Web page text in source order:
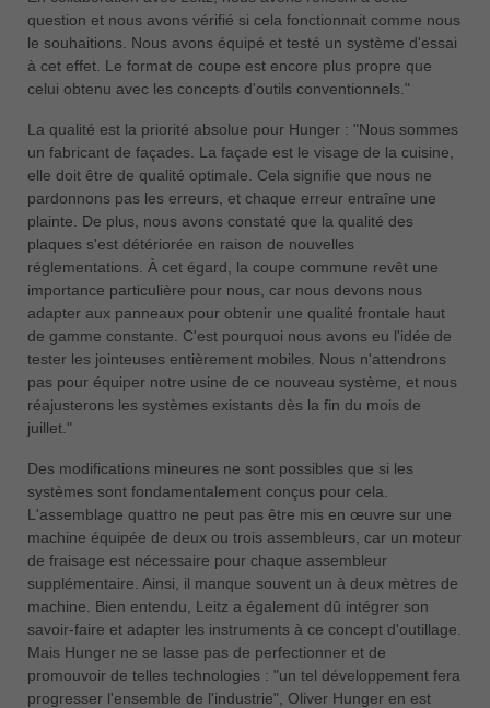
question et nous avons vérifié si cela fonctionnait comme nous
le souhaitions. Nous avons équipé et testé un système d'essai
à cet effet. Le format de coupe est encore plus propre que
celui obtenu avec les concepts d'outils conventionnels."
La qualité est la priorité absolue pour Hunger : "Nous sommes
un fabricant de façades. La façade est le visage de la cuisine,
elle doit être de qualité optimale. Cela signifie que nous ne
pardonnons pas les erreurs, et chaque erreur entraîne une
plainte. De plus, nous avons constaté que la qualité des
plaques s'est détériorée en raison de nouvelles
réglementations. À cet égard, la coupe commune revêt une
importance particulière pour nous, car nous devons nous
adapter aux panneaux pour obtenir une qualité frontale haut
de gamme constante. C'est pourquoi nous avons eu l'idée de
tester les jointeuses entièrement mobiles. Nous n'attendrons
pas pour équiper notre usine de ce nouveau système, et nous
réajusterons les systèmes existants dès la fin du mois de
juillet."
Des modifications mineures ne sont possibles que si les
systèmes sont fondamentalement conçus pour cela.
L'assemblage quattro ne peut pas être mis en œuvre sur une
machine équipée de deux ou trois assembleurs, car un moteur
de fraisage est nécessaire pour chaque assembleur
supplémentaire. Ainsi, il manque souvent un à deux mètres de
machine. Bien entendu, Leitz a également dû intégrer son
savoir-faire et adapter les instruments à ce concept d'outillage.
Mais Hunger ne se lasse pas de perfectionner et de
promouvoir de telles technologies : "un tel développement fera
progresser l'ensemble de l'industrie", Oliver Hunger en est